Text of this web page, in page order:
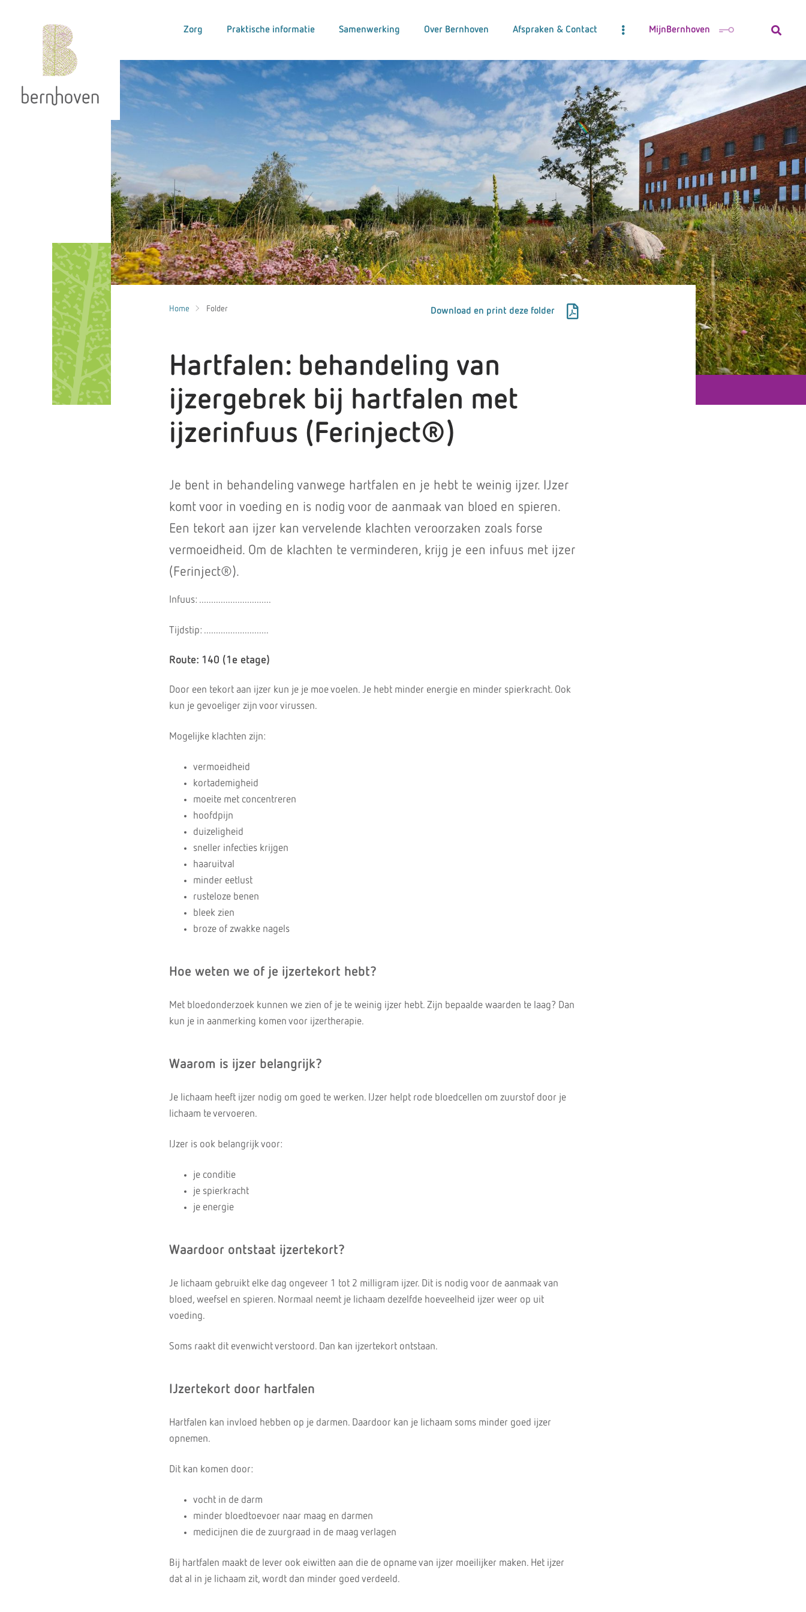
Zorg Praktische informatie Samenwerking Over Bernhoven Afspraken & Contact MijnBernhoven
Home Folder Download en print deze folder
Hartfalen: behandeling van
ijzergebrek bij hartfalen met
ijzerinfuus (Ferinject®)
Je bent in behandeling vanwege hartfalen en je hebt te weinig ijzer. IJzer
komt voor in voeding en is nodig voor de aanmaak van bloed en spieren.
Een tekort aan ijzer kan vervelende klachten veroorzaken zoals forse
vermoeidheid. Om de klachten te verminderen, krijg je een infuus met ijzer
(Ferinject®).
Infuus: ..............................
Tijdstip: ...........................
Route: 140 (1e etage)
Door een tekort aan ijzer kun je je moe voelen. Je hebt minder energie en minder spierkracht. Ook
kun je gevoeliger zijn voor virussen.
Mogelijke klachten zijn:
vermoeidheid
kortademigheid
moeite met concentreren
hoofdpijn
duizeligheid
sneller infecties krijgen
haaruitval
minder eetlust
rusteloze benen
bleek zien
broze of zwakke nagels
Hoe weten we of je ijzertekort hebt?
Met bloedonderzoek kunnen we zien of je te weinig ijzer hebt. Zijn bepaalde waarden te laag? Dan
kun je in aanmerking komen voor ijzertherapie.
Waarom is ijzer belangrijk?
Je lichaam heeft ijzer nodig om goed te werken. IJzer helpt rode bloedcellen om zuurstof door je
lichaam te vervoeren.
IJzer is ook belangrijk voor:
je conditie
je spierkracht
je energie
Waardoor ontstaat ijzertekort?
Je lichaam gebruikt elke dag ongeveer 1 tot 2 milligram ijzer. Dit is nodig voor de aanmaak van
bloed, weefsel en spieren. Normaal neemt je lichaam dezelfde hoeveelheid ijzer weer op uit
voeding.
Soms raakt dit evenwicht verstoord. Dan kan ijzertekort ontstaan.
IJzertekort door hartfalen
Hartfalen kan invloed hebben op je darmen. Daardoor kan je lichaam soms minder goed ijzer
opnemen.
Dit kan komen door:
vocht in de darm
minder bloedtoevoer naar maag en darmen
medicijnen die de zuurgraad in de maag verlagen
Bij hartfalen maakt de lever ook eiwitten aan die de opname van ijzer moeilijker maken. Het ijzer
dat al in je lichaam zit, wordt dan minder goed verdeeld.